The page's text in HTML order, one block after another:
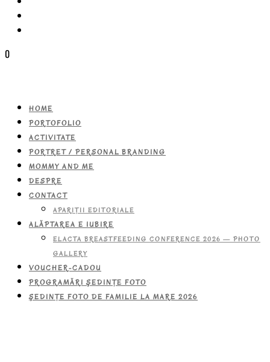
0
HOME
PORTOFOLIO
ACTIVITATE
PORTRET / PERSONAL BRANDING
MOMMY AND ME
DESPRE
CONTACT
APARIŢII EDITORIALE
ALĂPTAREA E IUBIRE
ELACTA BREASTFEEDING CONFERENCE 2026 — PHOTO
GALLERY
VOUCHER-CADOU
PROGRAMĂRI ŞEDINŢE FOTO
ŞEDINŢE FOTO DE FAMILIE LA MARE 2026